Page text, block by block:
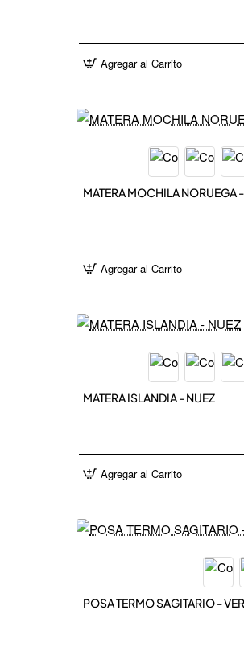
Agregar al Carrito
NEW IN
MATERA MOCHILA NORUEGA
Agregar al Carrito
NEW IN
MATERA ISLANDIA - NUEZ
Agregar al Carrito
POSA TERMO SAGITARIO -